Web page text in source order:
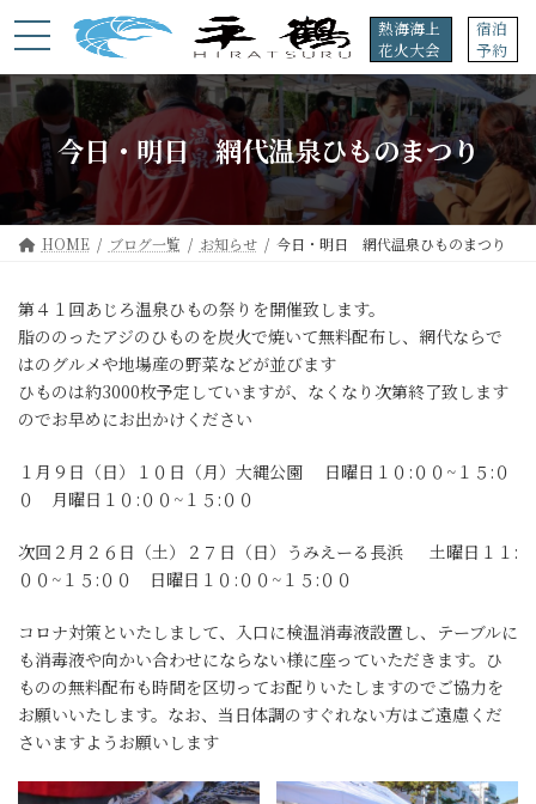
ン
ン
ツ
へ
プ
ビ
ー
シ
ョ
動
熱海海上
花火大会
宿泊
予約
今日・明日 網代温泉ひものまつり
HOME ブログ一覧 お知らせ 今日・明日 網代温泉ひものまつり
第４１回あじろ温泉ひもの祭りを開催致します。
脂ののったアジのひものを炭火で焼いて無料配布し、網代ならで
はのグルメや地場産の野菜などが並びます
ひものは約3000枚予定していますが、なくなり次第終了致します
のでお早めにお出かけください
１月９日（日）１０日（月）大縄公園 日曜日１０:００~１５:０
０ 月曜日１０:００~１５:００
次回２月２６日（土）２７日（日）うみえーる長浜 土曜日１１:
００~１５:００ 日曜日１０:００~１５:００
コロナ対策といたしまして、入口に検温消毒液設置し、テーブルに
も消毒液や向かい合わせにならない様に座っていただきます。ひ
ものの無料配布も時間を区切ってお配りいたしますのでご協力を
お願いいたします。なお、当日体調のすぐれない方はご遠慮くだ
さいますようお願いします